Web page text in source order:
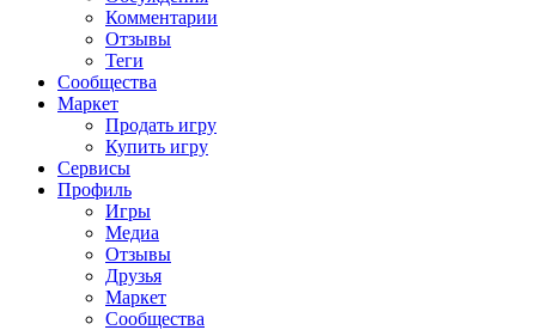
Комментарии
Отзывы
Теги
Сообщества
Маркет
Продать игру
Купить игру
Сервисы
Профиль
Игры
Медиа
Отзывы
Друзья
Маркет
Сообщества